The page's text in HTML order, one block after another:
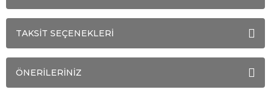
TAKSİT SEÇENEKLERİ
ÖNERİLERİNİZ